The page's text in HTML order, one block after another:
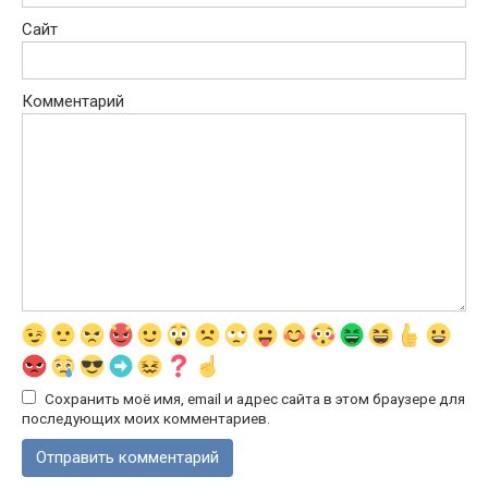
Сайт
Комментарий
Сохранить моё имя, email и адрес сайта в этом браузере для
последующих моих комментариев.